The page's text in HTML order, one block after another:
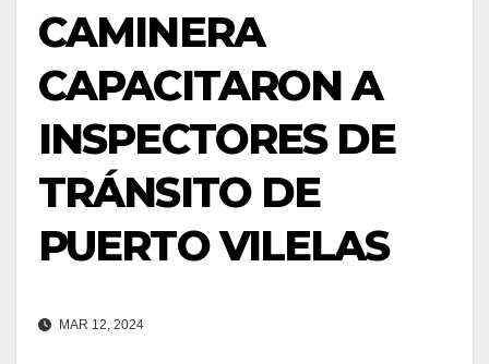
CAMINERA
CAPACITARON A
INSPECTORES DE
TRÁNSITO DE
PUERTO VILELAS
MAR 12, 2024